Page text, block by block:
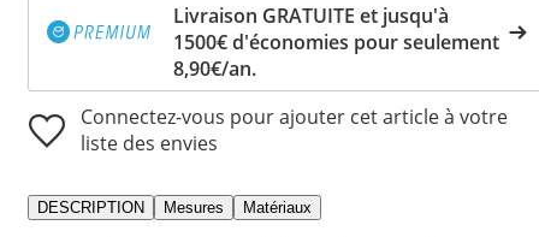
Livraison GRATUITE et jusqu'à
1500€ d'économies pour seulement
8,90€/an.
Connectez-vous pour ajouter cet article à votre
liste des envies
DESCRIPTION Mesures Matériaux